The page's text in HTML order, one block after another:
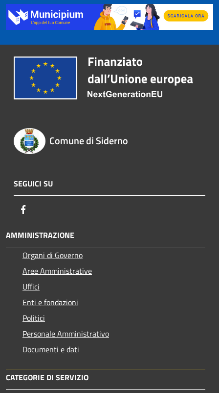
Comune di Siderno
SEGUICI SU
AMMINISTRAZIONE
Organi di Governo
Aree Amministrative
Uffici
Enti e fondazioni
Politici
Personale Amministrativo
Documenti e dati
CATEGORIE DI SERVIZIO